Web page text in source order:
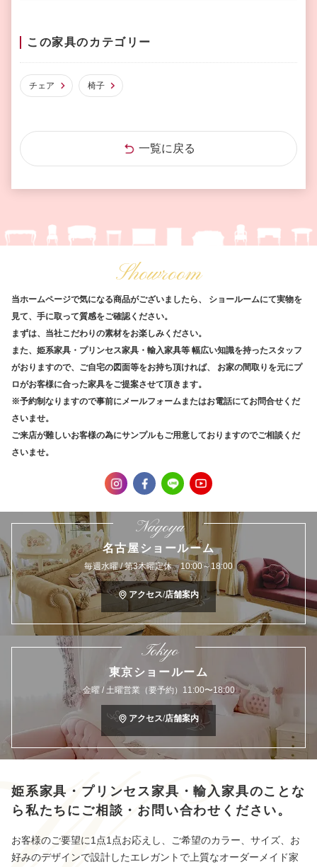
この家具のカテゴリー
チェア 椅子
一覧に戻る
Showroom
当ホームページで気になる商品がございましたら、
ショールームにて実物を
見て、手に取って質感をご確認ください。
まずは、当社こだわりの素材をお楽しみください。
また、姫系家具・プリンセス家具・輸入家具等 幅広い知識を持ったスタッフ
がおりますので、ご自宅の図面等をお持ち頂ければ、
お家の間取りを元にプ
ロがお客様に合った家具をご提案させて頂きます。
※予約制なりますので事前にメールフォームまたはお電話にてお問合せくだ
さいませ。
ご来店が難しいお客様の為にサンプルもご用意しておりますのでご相談くだ
さいませ。
Nagoya
名古屋ショールーム
毎週水曜 / 第3木曜定休 10:00～18:00
アクセス/店舗案内
Tokyo
東京ショールーム
金曜 / 土曜営業（要予約）11:00〜18:00
アクセス/店舗案内
姫系家具・プリンセス家具・輸入家具のことな
ら 私たちにご相談・お問い合わせください。
お客様のご要望に1点1点お応えし、ご希望のカラー、サイズ、お
好みのデザインで設計したエレガントで上質なオーダーメイド家